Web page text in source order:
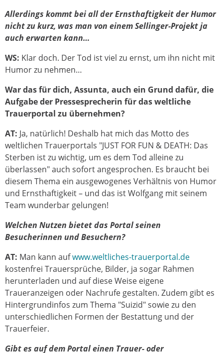
Allerdings kommt bei all der Ernsthaftigkeit der Humor
nicht zu kurz, was man von einem Sellinger-Projekt ja
auch erwarten kann…
WS: Klar doch. Der Tod ist viel zu ernst, um ihn nicht mit
Humor zu nehmen…
War das für dich, Assunta, auch ein Grund dafür, die
Aufgabe der Pressesprecherin für das weltliche
Trauerportal zu übernehmen?
AT: Ja, natürlich! Deshalb hat mich das Motto des
weltlichen Trauerportals "JUST FOR FUN & DEATH: Das
Sterben ist zu wichtig, um es dem Tod alleine zu
überlassen" auch sofort angesprochen. Es braucht bei
diesem Thema ein ausgewogenes Verhältnis von Humor
und Ernsthaftigkeit – und das ist Wolfgang mit seinem
Team wunderbar gelungen!
Welchen Nutzen bietet das Portal seinen
Besucherinnen und Besuchern?
AT: Man kann aufwww.weltliches-trauerportal.de
kostenfrei Trauersprüche, Bilder, ja sogar Rahmen
herunterladen und auf diese Weise eigene
Traueranzeigen oder Nachrufe gestalten. Zudem gibt es
Hintergrundinfos zum Thema "Suizid" sowie zu den
unterschiedlichen Formen der Bestattung und der
Trauerfeier.
Gibt es auf dem Portal einen Trauer- oder